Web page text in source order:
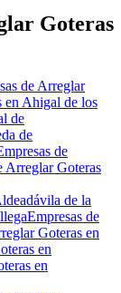
Goteras
de Arreglar
en Ahigal de los
de
de
de
Arreglar Goteras
de la
Empresas de
Goteras en
en
en